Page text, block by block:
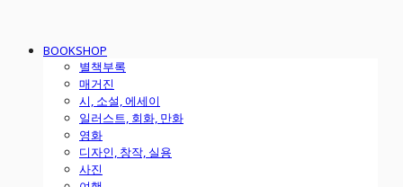
BOOKSHOP
별책부록
매거진
시, 소설, 에세이
일러스트, 회화, 만화
영화
디자인, 창작, 실용
사진